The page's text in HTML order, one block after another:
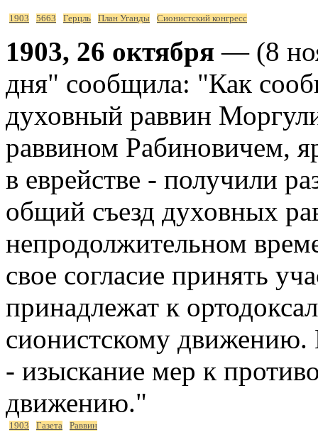
1903 5663 Герцль План Уганды Сионистский конгресс
1903, 26 октября — (8
дня" сообщила: "Как
духовный раввин
раввином Рабиновичем,
в еврействе - получили
общий съезд духовных
непродолжительном
свое согласие принять
принадлежат к
сионистскому движению.
- изыскание мер к
движению."
1903 Газета Раввин